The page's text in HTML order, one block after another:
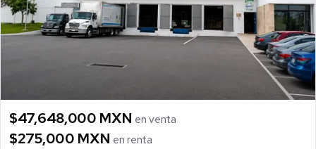
$47,648,000 MXN en venta
$275,000 MXN en renta